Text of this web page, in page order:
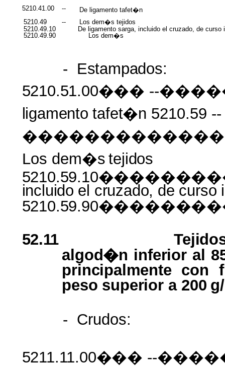
5210.41.00 --
De ligamento tafet�n
5210.49
--
Los dem�s tejidos
5210.49.10
De ligamento sarga, incluido el cruzado, de curso
5210.49.90
Los dem�s
- Estampados:
5210.51.00��� --
ligamento tafet�n 5210.59 --
Los dem�s tejidos
incluido el cruzado, de curso
52.11
algod�n inferior al
principalmente con
peso superior a 200
- Crudos:
5211.11.00��� --